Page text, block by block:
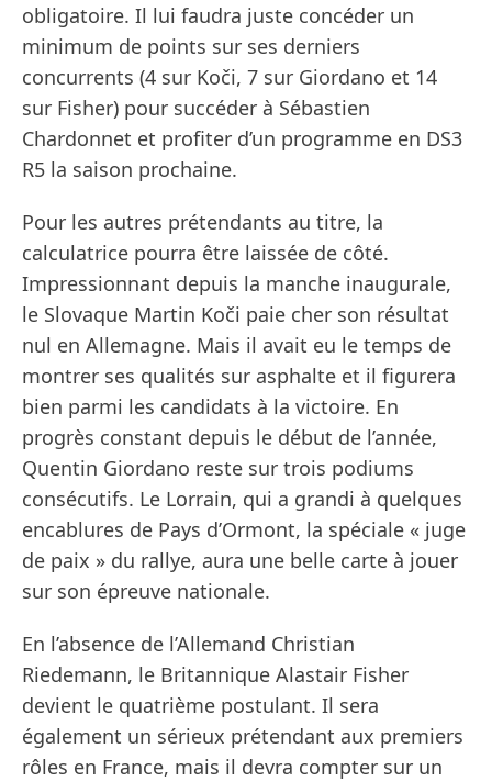
obligatoire. Il lui faudra juste concéder un
minimum de points sur ses derniers
concurrents (4 sur Koči, 7 sur Giordano et 14
sur Fisher) pour succéder à Sébastien
Chardonnet et profiter d’un programme en DS3
R5 la saison prochaine.
Pour les autres prétendants au titre, la
calculatrice pourra être laissée de côté.
Impressionnant depuis la manche inaugurale,
le Slovaque Martin Koči paie cher son résultat
nul en Allemagne. Mais il avait eu le temps de
montrer ses qualités sur asphalte et il figurera
bien parmi les candidats à la victoire. En
progrès constant depuis le début de l’année,
Quentin Giordano reste sur trois podiums
consécutifs. Le Lorrain, qui a grandi à quelques
encablures de Pays d’Ormont, la spéciale « juge
de paix » du rallye, aura une belle carte à jouer
sur son épreuve nationale.
En l’absence de l’Allemand Christian
Riedemann, le Britannique Alastair Fisher
devient le quatrième postulant. Il sera
également un sérieux prétendant aux premiers
rôles en France, mais il devra compter sur un